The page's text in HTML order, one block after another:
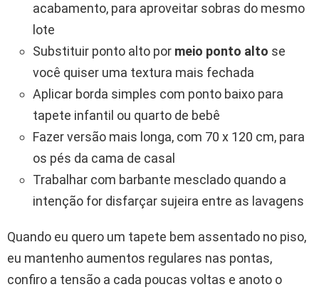
acabamento, para aproveitar sobras do mesmo
lote
Substituir ponto alto por meio ponto alto se
você quiser uma textura mais fechada
Aplicar borda simples com ponto baixo para
tapete infantil ou quarto de bebê
Fazer versão mais longa, com 70 x 120 cm, para
os pés da cama de casal
Trabalhar com barbante mesclado quando a
intenção for disfarçar sujeira entre as lavagens
Quando eu quero um tapete bem assentado no piso,
eu mantenho aumentos regulares nas pontas,
confiro a tensão a cada poucas voltas e anoto o